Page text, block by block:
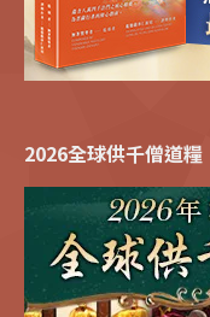
2026全球供千僧道糧